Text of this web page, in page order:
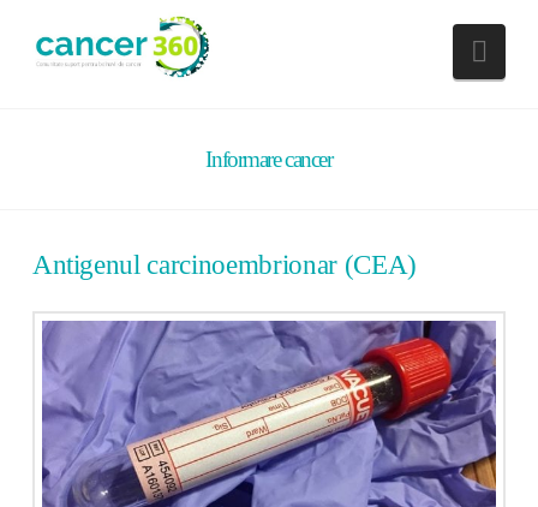
Informare cancer
Antigenul carcinoembrionar (CEA)